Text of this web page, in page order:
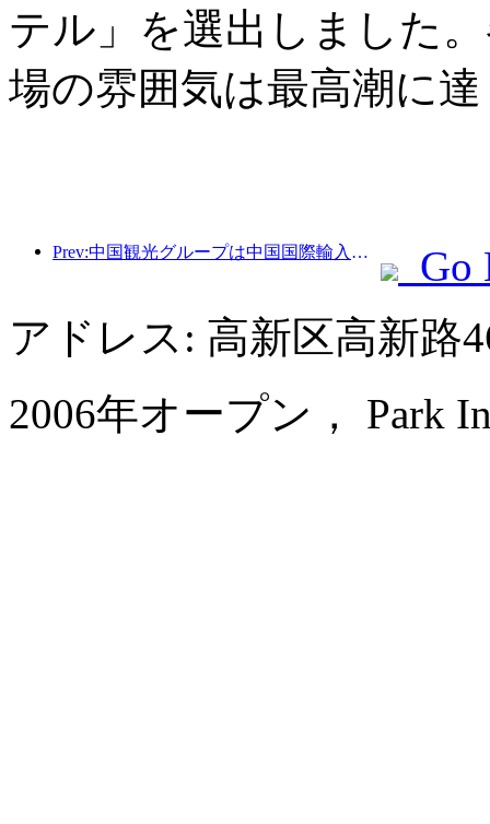
テル」を選出しました
場の雰囲気は最高潮に
Prev:中国観光グループは中国国際輸入博覧会に8年連続で参加し、総額10億米ドルを超える契約を締結しています。
Go
アドレス: 高新区高新路
2006年オープン， Park